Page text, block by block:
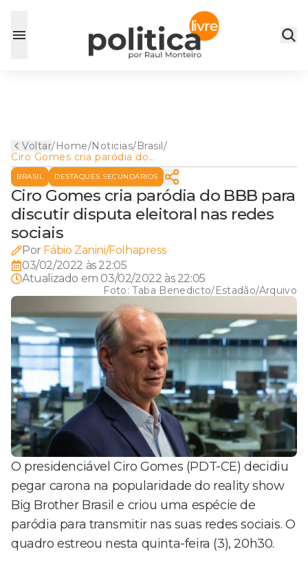
Voltar/Home/Noticias/Brasil/
Ciro Gomes cria paródia do
BBB para discutir disputa
eleitoral nas redes sociais
BRASIL DESTAQUES SECUNDÁRIOS
Ciro Gomes cria paródia do BBB para
discutir disputa eleitoral nas redes
sociais
Por Fábio Zanini/Folhapress
03/02/2022 às 22:05
Atualizado em 03/02/2022 às 22:05
Foto:Taba Benedicto/Estadão/Arquivo
O presidenciável Ciro Gomes (PDT-CE) decidiu
pegar carona na popularidade do reality show
Big Brother Brasil e criou uma espécie de
paródia para transmitir nas suas redes sociais. O
quadro estreou nesta quinta-feira (3), 20h30.